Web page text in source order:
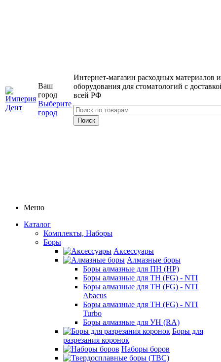
Ваш
город
Выберите
город
Интернет-магазин расходных материалов и
оборудования для стоматологий с
всей РФ
Меню
Каталог
Комплекты, Наборы
Боры
Аксессуары
Алмазные боры
Боры алмазные для ПН (HP)
Боры алмазные для ТН (FG) - NTI
Боры алмазные для ТН (FG) - NTI
Abacus
Боры алмазные для ТН (FG) - NTI
Turbo
Боры алмазные для УН (RA)
Боры для
разрезания коронок
Наборы боров